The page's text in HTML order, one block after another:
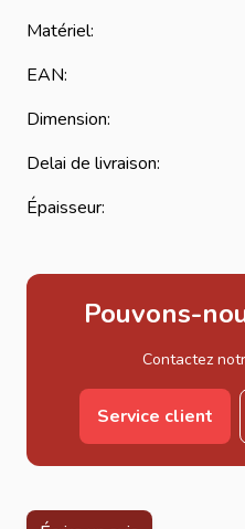
Matériel:
EAN:
Dimension:
Delai de livraison:
Épaisseur:
Pouvons-
Contactez
Service client